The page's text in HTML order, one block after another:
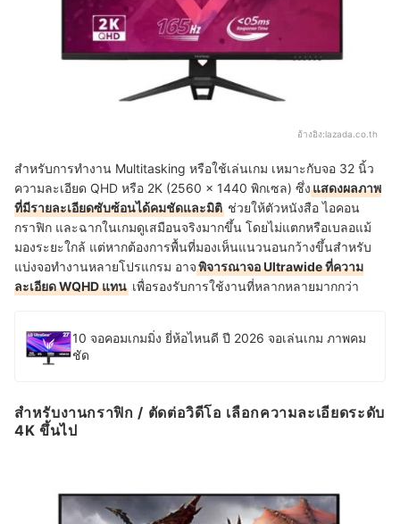
อ้างอิง:lazada.co.th
สำหรับการทำงาน Multitasking หรือใช้เล่นเกม เหมาะกับจอ 32 นิ้ว
ความละเอียด QHD หรือ 2K (2560 × 1440 พิกเซล) ซึ่งแสดงผลภาพ
ที่มีรายละเอียดซับซ้อนได้คมชัดและมิติ ช่วยให้ตัวหนังสือ ไอคอน
กราฟิก และฉากในเกมดูเสมือนจริงมากขึ้น โดยไม่แตกหรือเบลอแม้
มองระยะใกล้ แต่หากต้องการพื้นที่มองเห็นแนวนอนกว้างขึ้นสำหรับ
แบ่งจอทำงานหลายโปรแกรม อาจพิจารณาจอ Ultrawide ที่ความ
ละเอียด WQHD แทน เพื่อรองรับการใช้งานที่หลากหลายมากกว่า
10 จอคอมเกมมิ่ง ยี่ห้อไหนดี ปี 2026 จอเล่นเกม ภาพคม
ชัด
สำหรับงานกราฟิก / ตัดต่อวิดีโอ เลือกความละเอียดระดับ
4K ขึ้นไป